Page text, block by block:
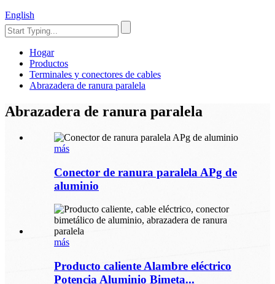
English
Hogar
Productos
Terminales y conectores de cables
Abrazadera de ranura paralela
Abrazadera de ranura paralela
más
Conector de ranura paralela APg de
aluminio
más
Producto caliente Alambre eléctrico
Potencia Aluminio Bimeta...